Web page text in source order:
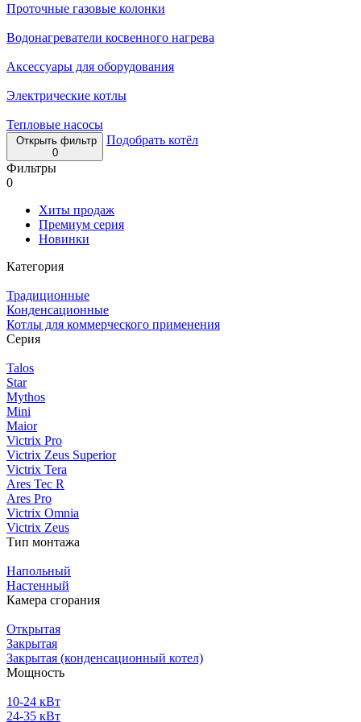
Проточные газовые колонки
Водонагреватели косвенного нагрева
Аксессуары для оборудования
Электрические котлы
Тепловые насосы
Открыть фильтр
0
Подобрать котёл
Фильтры
0
Хиты продаж
Премиум серия
Новинки
Категория
Традиционные
Конденсационные
Котлы для коммерческого применения
Серия
Talos
Star
Mythos
Mini
Maior
Victrix Pro
Victrix Zeus Superior
Victrix Tera
Ares Tec R
Ares Pro
Victrix Omnia
Victrix Zeus
Тип монтажа
Напольный
Настенный
Камера сгорания
Открытая
Закрытая
Закрытая (конденсационный котел)
Мощность
10-24 кВт
24-35 кВт